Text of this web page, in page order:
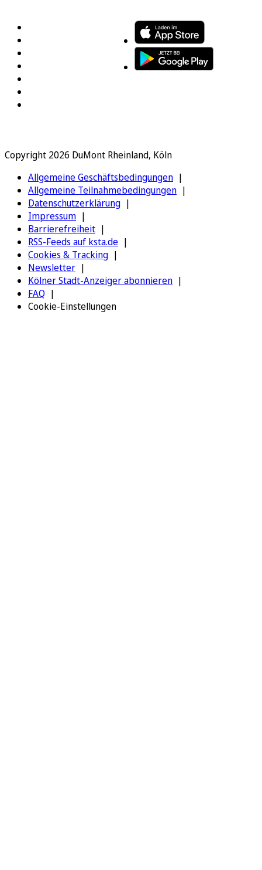
Copyright 2026 DuMont Rheinland, Köln
Allgemeine Geschäftsbedingungen
Allgemeine Teilnahmebedingungen
Datenschutzerklärung
Impressum
Barrierefreiheit
RSS-Feeds auf ksta.de
Cookies & Tracking
Newsletter
Kölner Stadt-Anzeiger abonnieren
FAQ
Cookie-Einstellungen